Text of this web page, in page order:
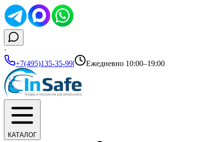
·
+7(495)135-35-99| Ежедневно 10:00–19:00
КАТАЛОГ